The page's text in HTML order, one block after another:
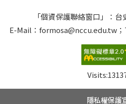
「個資保護聯絡窗口」：
E-Mail：formosa@nccu.edu.tw；
Visits:
隱私權保護